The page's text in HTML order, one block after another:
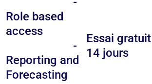
Role based
access
-
Reporting and
Forecasting
Essai
14 jours